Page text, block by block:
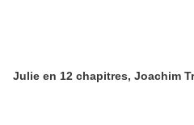
Julie en 12 chapitres, Joachim